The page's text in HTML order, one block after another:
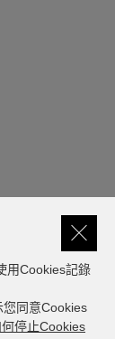
Firefox、
用Cookies記錄
同意Cookies
停止Cookies